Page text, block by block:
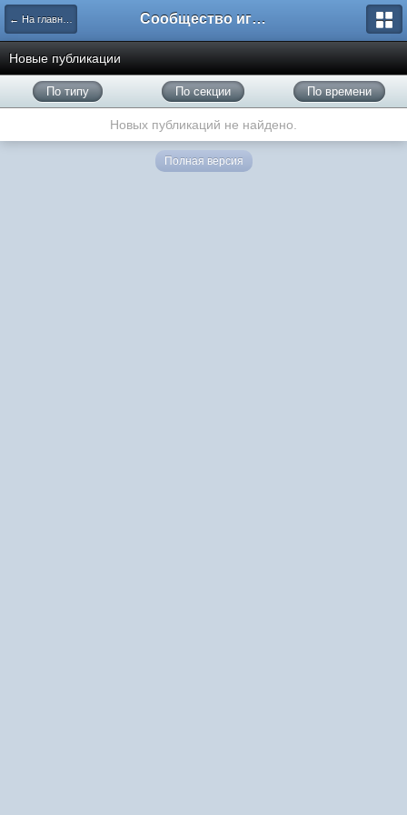
← На главную Сообщество игроков L2BesT.Org
Новые публикации
По типу По секции По времени
Новых публикаций не найдено.
Полная версия